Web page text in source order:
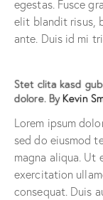
egestas. Fusce
elit blandit risus,
ante. Duis id mi
Stet clita kasd
dolore. ByKevin
Lorem ipsum
sed do eiusmod
magna aliqua. Ut
exercitation
consequat. Duis